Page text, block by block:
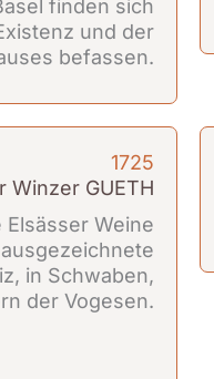
finden sich
und der
befassen.
1725
Winzer GUETH
Elsässer Weine
in Schwaben,
der Vogesen.